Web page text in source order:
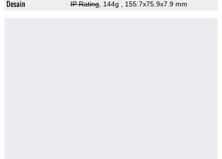
Desain IP Rating, 144g , 155.7x75.9x7.9 mm